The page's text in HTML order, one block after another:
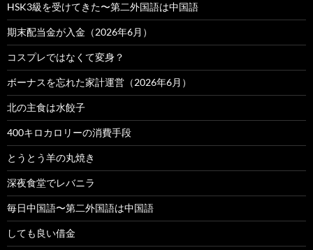
HSK3級を受けてきた〜第二外国語は中国語
期末配当金が入金（2026年6月）
コスプレではなくて変身？
ボーナスを忘れた家計運営（2026年6月）
北の主食は水餃子
400キロカロリーの消費手段
とうとう羊の丸焼き
深夜食堂でレバニラ
毎日中国語〜第二外国語は中国語
しても良い借金